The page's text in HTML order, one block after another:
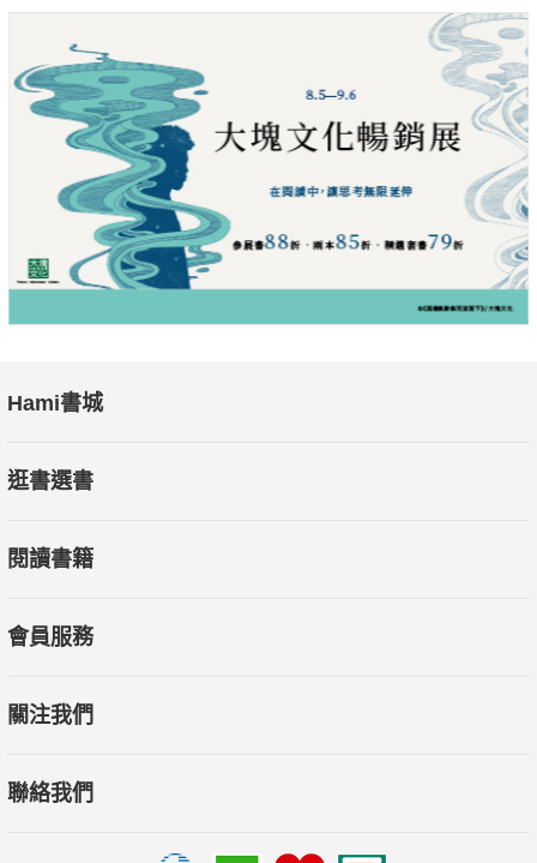
Hami書城
逛書選書
閱讀書籍
會員服務
關注我們
聯絡我們